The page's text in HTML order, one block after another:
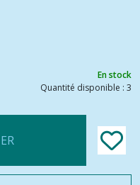
En stock
Quantité disponible : 3